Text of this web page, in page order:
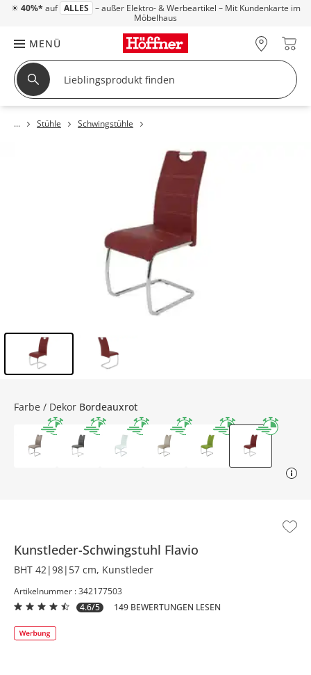
☀ 40%* auf ALLES – außer Elektro- & Werbeartikel – Mit Kundenkarte im
Möbelhaus
MENÜ
Stühle Schwingstühle
Kunstleder-Schwingstuhl Flavio
BHT 42|98|57 cm, Kunstleder
Artikelnummer : 342177503
4.6/5
149 BEWERTUNGEN LESEN
Farbe / Dekor Bordeauxrot